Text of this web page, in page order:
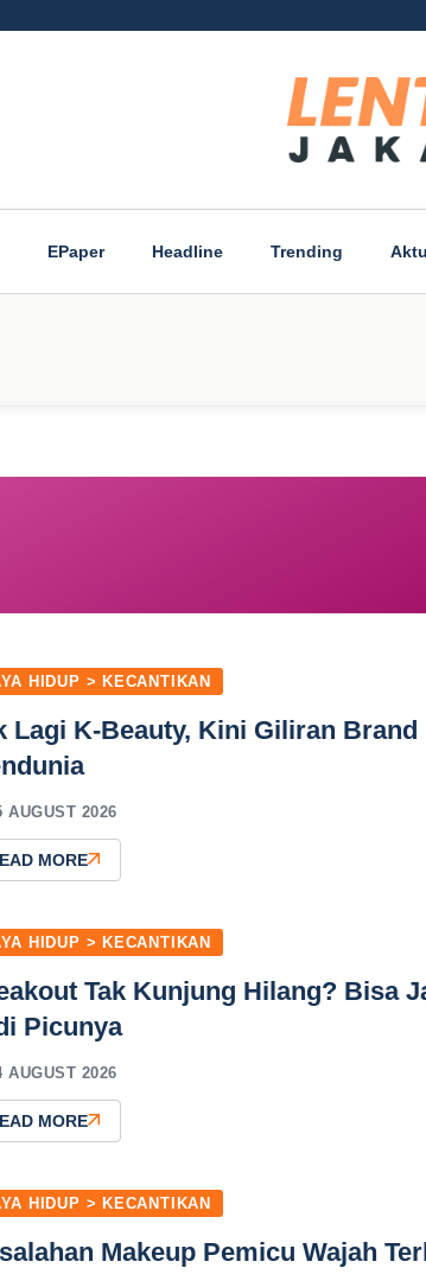
EPaper Headline Trending
HIDUP > KECANTIKAN
Lagi K-Beauty, Kini Giliran
AUGUST 2026
MORE
HIDUP > KECANTIKAN
Tak Kunjung Hilang? Bisa
Picunya
AUGUST 2026
MORE
HIDUP > KECANTIKAN
Makeup Pemicu Wajah